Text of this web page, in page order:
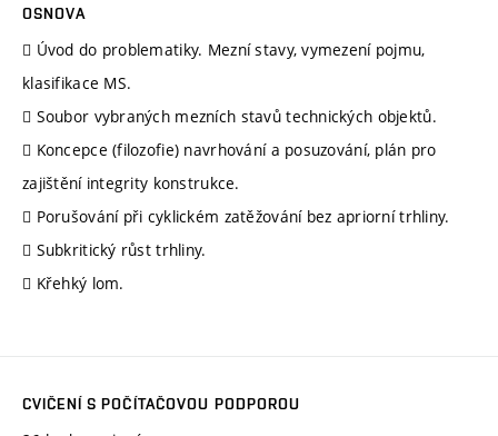
OSNOVA
 Úvod do problematiky. Mezní stavy, vymezení pojmu,
klasifikace MS.
 Soubor vybraných mezních stavů technických objektů.
 Koncepce (filozofie) navrhování a posuzování, plán pro
zajištění integrity konstrukce.
 Porušování při cyklickém zatěžování bez apriorní trhliny.
 Subkritický růst trhliny.
 Křehký lom.
CVIČENÍ S POČÍTAČOVOU PODPOROU